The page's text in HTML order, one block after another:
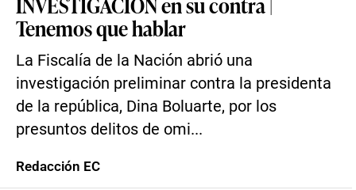
Tenemos que hablar
La Fiscalía de la Nación abrió una
investigación preliminar contra la presidenta
de la república, Dina Boluarte, por los
presuntos delitos de omi...
Redacción EC